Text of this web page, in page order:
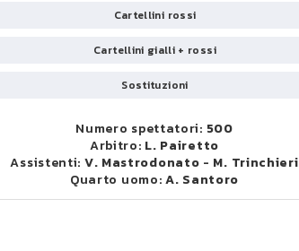
Cartellini rossi
Cartellini gialli + rossi
Sostituzioni
Numero spettatori: 500
Arbitro: L. Pairetto
Assistenti: V. Mastrodonato - M. Trinchieri
Quarto uomo:A. Santoro
CLASSIFICA SERIE B